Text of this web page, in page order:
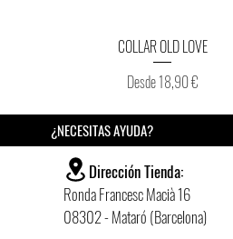
Vista rápida
COLLAR OLD LOVE
Desde18,90 €
Precio de oferta
¿NECESITAS AYUDA?
Dirección Tienda:
Ronda Francesc Macià 16
08302 - Mataró (Barcelona)